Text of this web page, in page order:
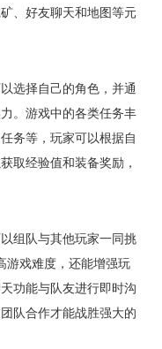
、好友聊天和地图等元
选择自己的角色，并通
。游戏中的各类任务丰
务等，玩家可以根据自
取经验值和装备奖励，
组队与其他玩家一同挑
游戏难度，还能增强玩
功能与队友进行即时沟
队合作才能战胜强大的